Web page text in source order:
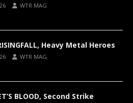
WTR MAG
Heavy Metal Heroes
WTR MAG
BLOOD, Second Strike